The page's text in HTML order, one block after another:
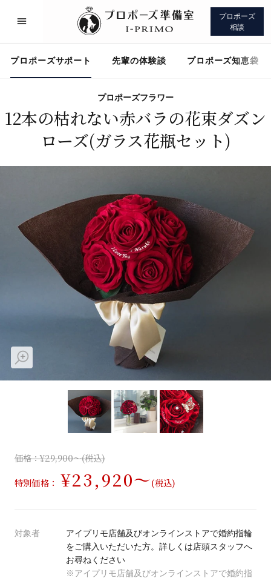
プロポーズ
相談
プロポーズサポート 先輩の体験談 プロポーズ知恵袋
プロポーズフラワー
12本の枯れない赤バラの花束ダズン
ローズ(ガラス花瓶セット)
価格：¥29,900～(税込)
特別価格： ¥23,920～ (税込)
対象者
アイプリモ店舗及びオンラインストアで婚約指輪
をご購入いただいた方。詳しくは店頭スタッフへ
お尋ねください
※アイプリモ店舗及びオンラインストアで婚約指
プロポーズサポート 先輩の体験談
プロポーズサポート
プロポーズサポートの流れ
スペシャルプロポーズイベント
おすすめの婚約指輪
パーフェクトプロポーズリング
婚約指輪マッチング診断
プロポーズプラン検索
先輩の体験談
プロポーズ意識調査結果一覧
婚約指輪選び方ガイド
ダイヤモンドの品質とは？
タイミング
プレゼント
アイプリモについて
婚約指輪のご購入と
プロポーズのご相談
I-PRIMO公式サイト